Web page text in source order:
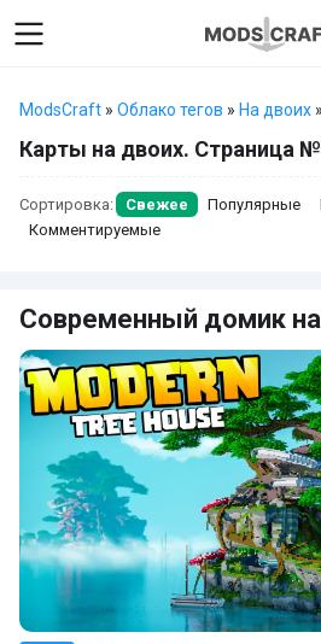
ModsCraft » Облако тегов » На двоих
Карты на двоих. Страница
Сортировка: Свежее Популярные
Комментируемые
Современный домик